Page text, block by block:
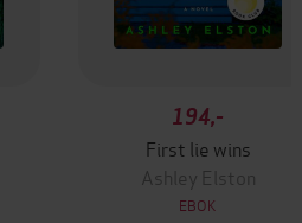
194,-
First lie wins
Ashley Elston
EBOK